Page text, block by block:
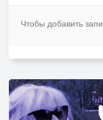
Чтобы добавить